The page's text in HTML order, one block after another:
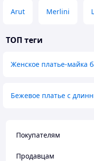
Arut Merlini
ТОП теги
Женское платье-майка
Бежевое платье с
Покупателям
Продавцам